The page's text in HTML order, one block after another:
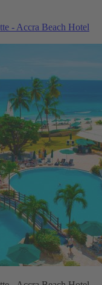
- Accra Beach Hotel